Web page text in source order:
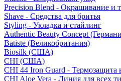
Precision Blend - Окрашивание и
Shave - Средства для бритья
Styling - Укладка и стайлинг
Authentic Beauty Concept
Batiste (Великобритания)
Biosilk (США)
CHI (США)
CHI 44 Iron Guard - Термозащита
CHI Aloe Vera - Линия для всех